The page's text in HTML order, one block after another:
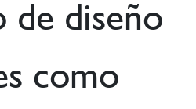
de diseño
como